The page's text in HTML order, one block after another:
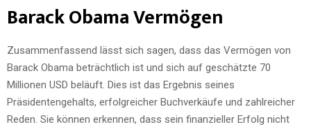
Barack Obama Vermögen
Zusammenfassend lässt sich sagen, dass das Vermögen von
Barack Obama beträchtlich ist und sich auf geschätzte 70
Millionen USD beläuft. Dies ist das Ergebnis seines
Präsidentengehalts, erfolgreicher Buchverkäufe und zahlreicher
Reden. Sie können erkennen, dass sein finanzieller Erfolg nicht